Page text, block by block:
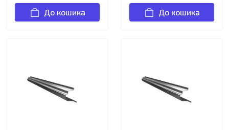
До кошика До кошика